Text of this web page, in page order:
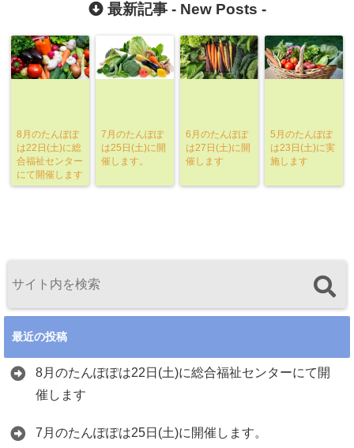
最新記事 - New Posts -
8月のたんぽぽ
は22日(土)に総
合福祉センター
にて開催します
7月のたんぽぽ
は25日(土)に開
催します。
6月のたんぽぽ
は27日(土)に開
催します
5月のたんぽぽ
は23日(土)に実
施します
最近の投稿
8月のたんぽぽは22日(土)に総合福祉センターにて開
催します
7月のたんぽぽは25日(土)に開催します。